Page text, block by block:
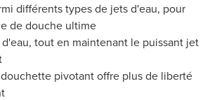
différents types de jets d'eau, pour
de douche ultime
tout en maintenant le puissant jet
pivotant offre plus de liberté